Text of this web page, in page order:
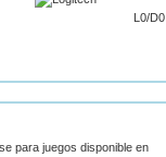
L0/D0
para juegos disponible en